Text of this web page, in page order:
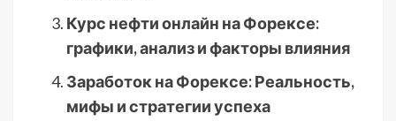
Курс нефти онлайн на Форексе:
графики, анализ и факторы влияния
Заработок на Форексе: Реальность,
мифы и стратегии успеха